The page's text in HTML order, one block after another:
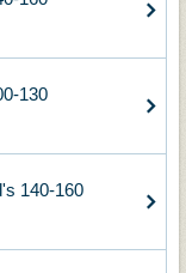
130
140-160